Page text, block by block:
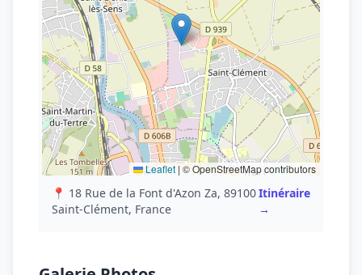
Leaflet|© OpenStreetMap contributors
📍 18 Rue de la Font d'Azon Za, 89100
Saint-Clément, France
Itinéraire
→